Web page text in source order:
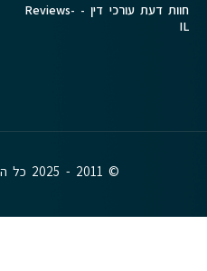
חוות דעת עורכי דין - Reviews-
IL
© 2011 - 2025 כל הזכויות שמורות ל best-lawyers.co.il